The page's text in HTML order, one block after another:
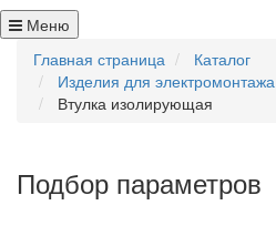
Меню
Главная страница
Каталог
Изделия для электромонтажа
Втулка изолирующая
Подбор параметров